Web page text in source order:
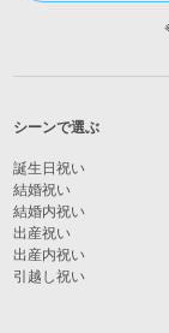
シーンで選ぶ
誕生日祝い
結婚祝い
結婚内祝い
出産祝い
出産内祝い
引越し祝い